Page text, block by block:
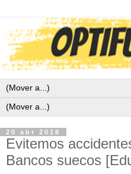
20 abr 2018
Evitemos
Bancos suecos